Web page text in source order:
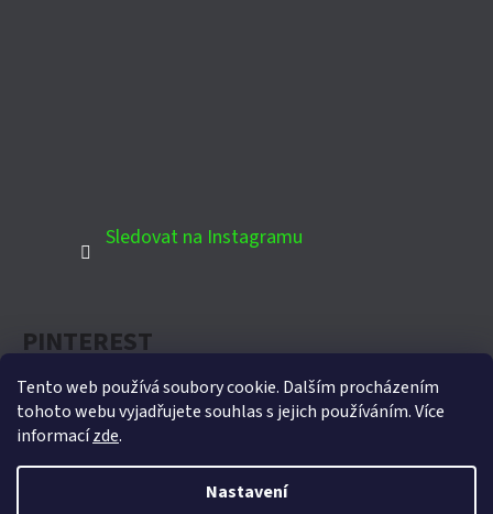
Tento web používá soubory cookie. Dalším procházením
tohoto webu vyjadřujete souhlas s jejich používáním. Více
informacízde.
Nastavení
Sledovat na Instagramu
PINTEREST
Oficiální partner Biohort pro Českou republiku
Vytvořil Shoptet